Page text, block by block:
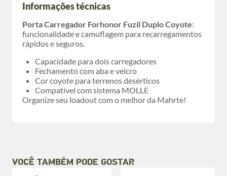
Informações técnicas
Porta Carregador Forhonor Fuzil Duplo Coyote:
funcionalidade e camuflagem para recarregamentos
rápidos e seguros.
Capacidade para dois carregadores
Fechamento com aba e velcro
Cor coyote para terrenos desérticos
Compatível com sistema MOLLE
Organize seu loadout com o melhor da Mahrte!
VOCÊ TAMBÉM PODE GOSTAR